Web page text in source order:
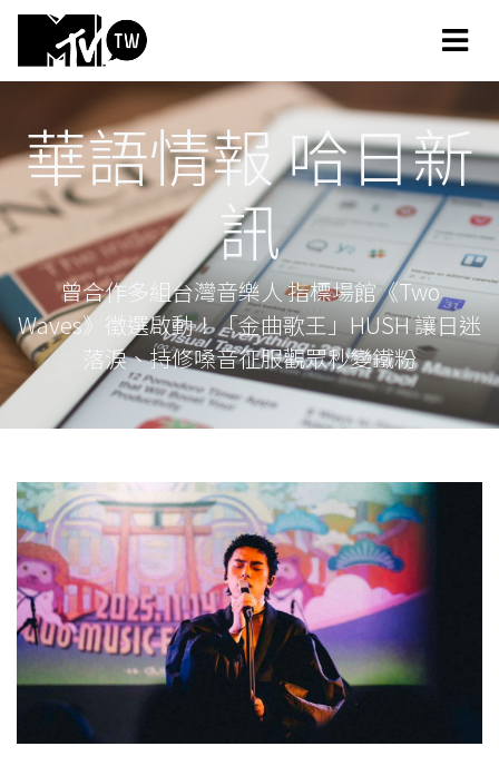
華語情報 哈日新
訊
曾合作多組台灣音樂人 指標場館《Two
Waves》徵選啟動！「金曲歌王」HUSH 讓日迷
落淚、持修嗓音征服觀眾秒變鐵粉